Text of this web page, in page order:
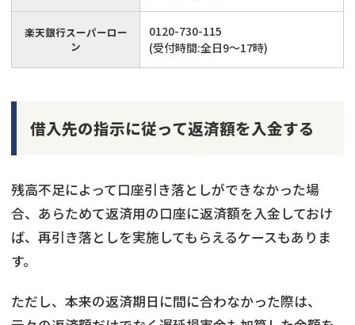
楽天銀行スーパーロー
ン
0120-730-115
(受付時間:全日9～17時)
借入先の指示に従って返済額を入金する
残高不足によって口座引き落としができなかった場
合、あらためて返済用の口座に返済額を入金しておけ
ば、再引き落としを実施してもらえるケースもありま
す。
ただし、本来の返済期日に間に合わなかった際は、